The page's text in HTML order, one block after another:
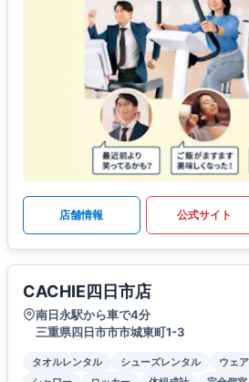
店舗情報 公式サイト
CACHIE四日市店
南日永駅から車で4分
三重県四日市市市城東町1-3
タオルレンタル シューズレンタル ウェ